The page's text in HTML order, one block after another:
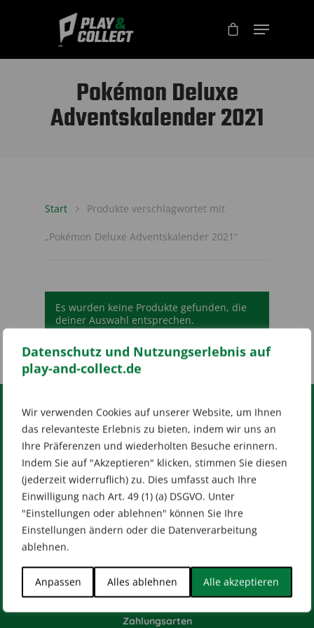
Datenschutz und Nutzungserlebnis auf
play-and-collect.de
Wir verwenden Cookies auf unserer Website, um Ihnen
das relevanteste Erlebnis zu bieten, indem wir uns an
Ihre Präferenzen und wiederholten Besuche erinnern.
Indem Sie auf "Akzeptieren" klicken, stimmen Sie diesen
(jederzeit widerruflich) zu. Dies umfasst auch Ihre
Einwilligung nach Art. 49 (1) (a) DSGVO. Unter
"Einstellungen oder ablehnen" können Sie Ihre
Einstellungen ändern oder die Datenverarbeitung
ablehnen.
Anpassen Alles ablehnen Alle akzeptieren
Pokémon Deluxe
Adventskalender 2021
Start Produkte verschlagwortet mit
„Pokémon Deluxe Adventskalender 2021“
Es wurden keine Produkte gefunden, die
deiner Auswahl entsprechen.
RECHTLICHES
Impressum AGB
Datenschutz
[wt_cli_manage_consent]
Designed byDilly
HILFE & KONTAKT
Zahlungsarten